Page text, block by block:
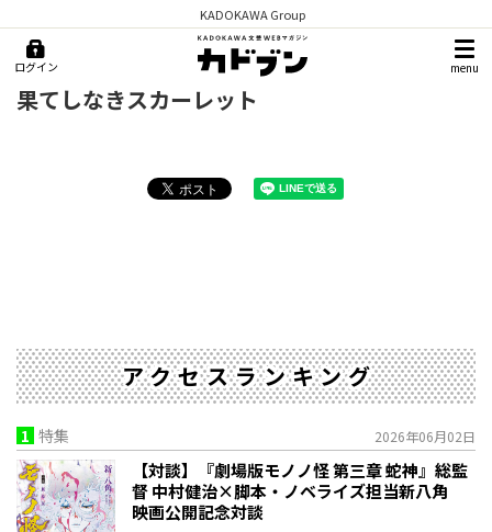
KADOKAWA Group
ログイン menu
果てしなきスカーレット
アクセスランキング
1 特集 2026年06月02日
【対談】『劇場版モノノ怪 第三章 蛇神』総監
督 中村健治×脚本・ノベライズ担当新八角
映画公開記念対談